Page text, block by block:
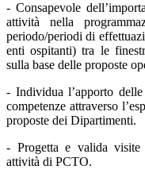
- Consapevole
attività nella
periodo/periodi di
enti ospitanti) tra le
sulla base delle proposte
- Individua l’apporto
competenze attraverso
proposte dei Dipartimenti.
- Progetta e valida visite
attività di PCTO.